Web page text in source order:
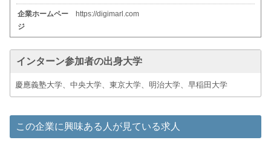
企業ホームペー
ジ
https://digimarl.com
インターン参加者の出身大学
慶應義塾大学、中央大学、東京大学、明治大学、早稲田大学
この企業に興味ある人が見ている求人